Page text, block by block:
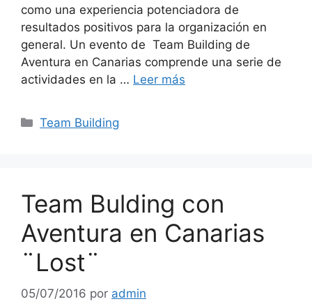
como una experiencia potenciadora de
resultados positivos para la organización en
general. Un evento de Team Building de
Aventura en Canarias comprende una serie de
actividades en la … Leer más
Categorías
Team Building
Team Bulding con
Aventura en Canarias
¨Lost¨
05/07/2016 por admin